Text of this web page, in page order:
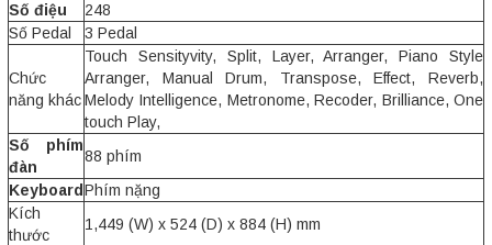
Số điệu
248
Số Pedal
3 Pedal
Chức
năng khác
Touch Sensityvity, Split, Layer, Arranger, Piano Style
Arranger, Manual Drum, Transpose, Effect, Reverb,
Melody Intelligence, Metronome, Recoder, Brilliance, One
touch Play,
Số phím
đàn
88 phím
Keyboard Phím nặng
Kích
thước
1,449 (W) x 524 (D) x 884 (H) mm